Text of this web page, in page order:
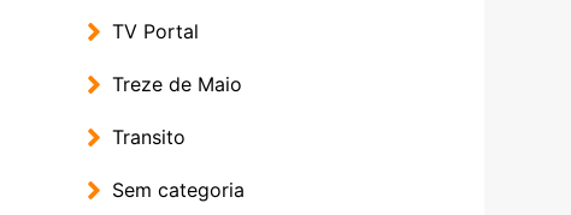
TV Portal
Treze de Maio
Transito
Sem categoria